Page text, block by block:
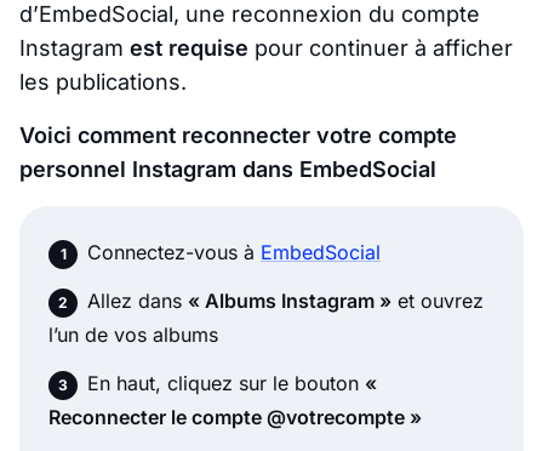
d’EmbedSocial, une reconnexion du compte
Instagram est requise pour continuer à afficher
les publications.
Voici comment reconnecter votre compte
personnel Instagram dans EmbedSocial
Connectez-vous à EmbedSocial
Allez dans « Albums Instagram » et ouvrez
l’un de vos albums
En haut, cliquez sur le bouton «
Reconnecter le compte @votrecompte »